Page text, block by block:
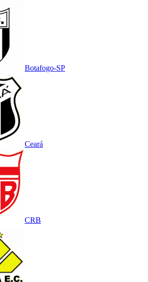
Botafogo-SP
Ceará
CRB